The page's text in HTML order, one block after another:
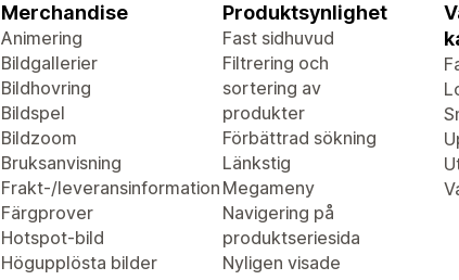
Merchandise
Animering
Bildgallerier
Bildhovring
Bildspel
Bildzoom
Bruksanvisning
Frakt-/leveransinformation
Färgprover
Hotspot-bild
Högupplösta bilder
Produktsynlighet
Fast sidhuvud
Filtrering och
sortering av
produkter
Förbättrad sökning
Länkstig
Megameny
Navigering på
produktseriesida
Nyligen visade